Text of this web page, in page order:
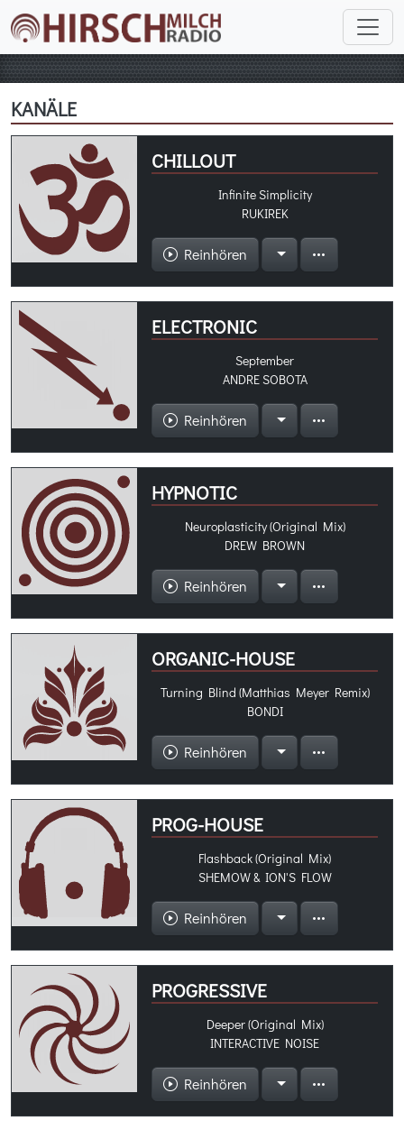
KANÄLE
CHILLOUT
Infinite Simplicity
RUKIREK
Reinhören
ELECTRONIC
September
ANDRE SOBOTA
Reinhören
HYPNOTIC
Neuroplasticity (Original Mix)
DREW BROWN
Reinhören
ORGANIC-HOUSE
Turning Blind (Matthias Meyer Remix)
BONDI
Reinhören
PROG-HOUSE
Flashback (Original Mix)
SHEMOW & ION'S FLOW
Reinhören
PROGRESSIVE
Deeper (Original Mix)
INTERACTIVE NOISE
Reinhören